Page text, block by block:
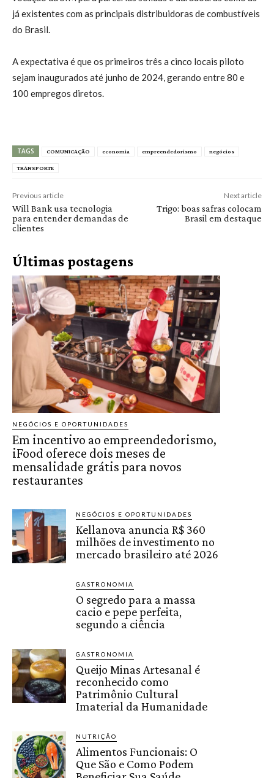
já existentes com as principais distribuidoras de combustíveis
do Brasil.
A expectativa é que os primeiros três a cinco locais piloto
sejam inaugurados até junho de 2024, gerando entre 80 e
100 empregos diretos.
TAGS COMUNICAÇÃO economia empreendedorismo negócios
TRANSPORTE
Previous article
Will Bank usa tecnologia
para entender demandas de
clientes
Next article
Trigo: boas safras colocam
Brasil em destaque
Últimas postagens
NEGÓCIOS E OPORTUNIDADES
Em incentivo ao empreendedorismo,
iFood oferece dois meses de
mensalidade grátis para novos
restaurantes
NEGÓCIOS E OPORTUNIDADES
Kellanova anuncia R$ 360
milhões de investimento no
mercado brasileiro até 2026
GASTRONOMIA
O segredo para a massa
cacio e pepe perfeita,
segundo a ciência
GASTRONOMIA
Queijo Minas Artesanal é
reconhecido como
Patrimônio Cultural
Imaterial da Humanidade
NUTRIÇÃO
Alimentos Funcionais: O
Que São e Como Podem